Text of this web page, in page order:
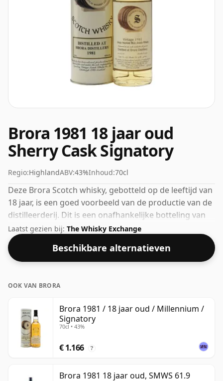
Brora 1981 18 jaar oud
Sherry Cask Signatory
Regio:HighlandABV:43%Inhoud:70cl
Deze Brora Scotch whisky, gebotteld op de leeftijd van
18 jaar, is een goed voorbeeld van de productie van de
distilleerderij. Dit is een onafhankelijke botteling van
het gerespecteerde whiskybedrijf Signatory. Wordt
geleverd in een gewone fles van 70 cl en wordt
gebotteld op een gezond alcoholpercentage van 43%.
Laatst gezien bij: The Whisky Exchange
Beschikbare alternatieven
OOK VAN BRORA
Brora 1981 / 18 jaar oud / Millennium /
Signatory
70cl • 43%
€ 1.166 ?
Brora 1981 18 jaar oud, SMWS 61.9